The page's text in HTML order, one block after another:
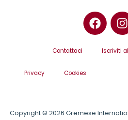
Contattaci Iscriviti
Privacy Cookies
Copyright © 2026 Gremese